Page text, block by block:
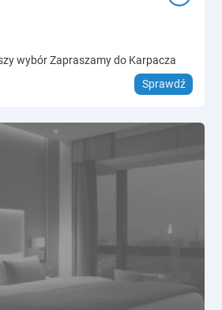
wybór Zapraszamy do Karpacza
Sprawdź